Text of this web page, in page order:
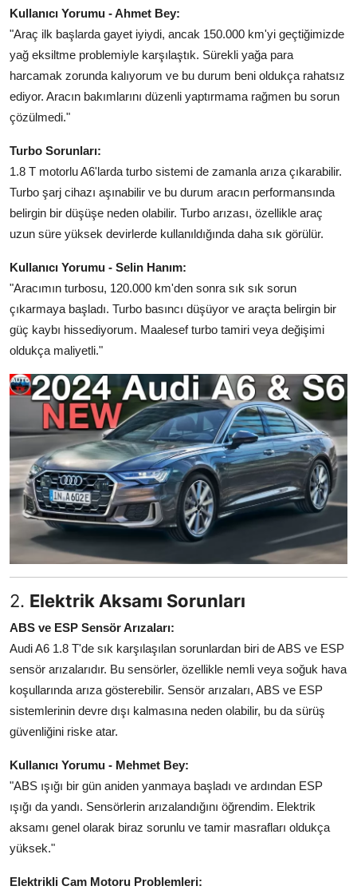
Kullanıcı Yorumu - Ahmet Bey:
"Araç ilk başlarda gayet iyiydi, ancak 150.000 km'yi geçtiğimizde
yağ eksiltme problemiyle karşılaştık. Sürekli yağa para
harcamak zorunda kalıyorum ve bu durum beni oldukça rahatsız
ediyor. Aracın bakımlarını düzenli yaptırmama rağmen bu sorun
çözülmedi."
Turbo Sorunları:
1.8 T motorlu A6'larda turbo sistemi de zamanla arıza çıkarabilir.
Turbo şarj cihazı aşınabilir ve bu durum aracın performansında
belirgin bir düşüşe neden olabilir. Turbo arızası, özellikle araç
uzun süre yüksek devirlerde kullanıldığında daha sık görülür.
Kullanıcı Yorumu - Selin Hanım:
"Aracımın turbosu, 120.000 km'den sonra sık sık sorun
çıkarmaya başladı. Turbo basıncı düşüyor ve araçta belirgin bir
güç kaybı hissediyorum. Maalesef turbo tamiri veya değişimi
oldukça maliyetli."
2. Elektrik Aksamı Sorunları
ABS ve ESP Sensör Arızaları:
Audi A6 1.8 T'de sık karşılaşılan sorunlardan biri de ABS ve ESP
sensör arızalarıdır. Bu sensörler, özellikle nemli veya soğuk hava
koşullarında arıza gösterebilir. Sensör arızaları, ABS ve ESP
sistemlerinin devre dışı kalmasına neden olabilir, bu da sürüş
güvenliğini riske atar.
Kullanıcı Yorumu - Mehmet Bey:
"ABS ışığı bir gün aniden yanmaya başladı ve ardından ESP
ışığı da yandı. Sensörlerin arızalandığını öğrendim. Elektrik
aksamı genel olarak biraz sorunlu ve tamir masrafları oldukça
yüksek."
Elektrikli Cam Motoru Problemleri: